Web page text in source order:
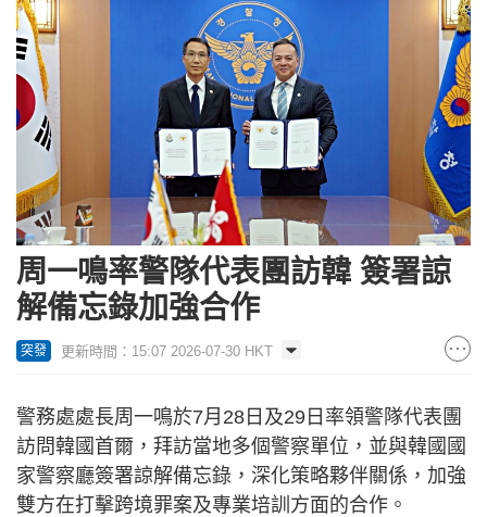
周一鳴率警隊代表團訪韓 簽署諒
解備忘錄加強合作
突發 更新時間：15:07 2026-07-30 HKT
警務處處長周一鳴於7月28日及29日率領警隊代表團
訪問韓國首爾，拜訪當地多個警察單位，並與韓國國
家警察廳簽署諒解備忘錄，深化策略夥伴關係，加強
雙方在打擊跨境罪案及專業培訓方面的合作。